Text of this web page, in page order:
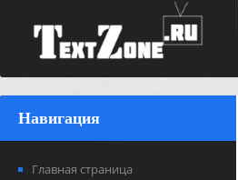
Навигация
Главная страница